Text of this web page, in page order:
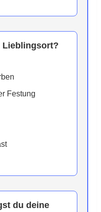
Lieblingsort?
Festung
du deine